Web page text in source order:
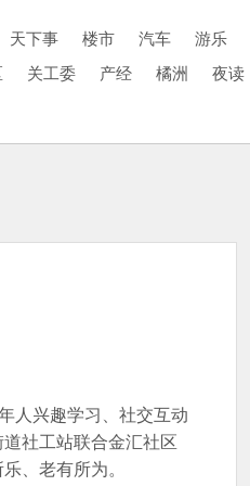
天下事 楼市 汽车 游乐
关工委 产经 橘洲 夜读
人兴趣学习、社交互动
社工站联合金汇社区
、老有所为。